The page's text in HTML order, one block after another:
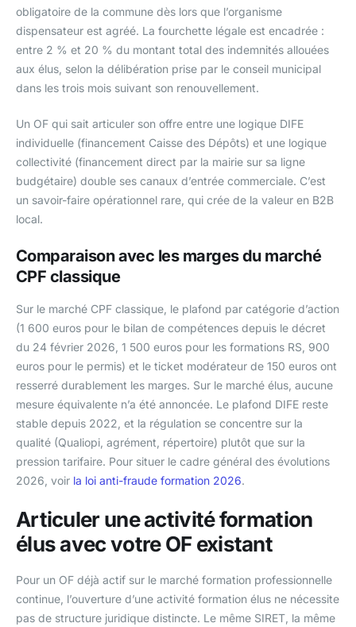
obligatoire de la commune dès lors que l’organisme
dispensateur est agréé. La fourchette légale est encadrée :
entre 2 % et 20 % du montant total des indemnités allouées
aux élus, selon la délibération prise par le conseil municipal
dans les trois mois suivant son renouvellement.
Un OF qui sait articuler son offre entre une logique DIFE
individuelle (financement Caisse des Dépôts) et une logique
collectivité (financement direct par la mairie sur sa ligne
budgétaire) double ses canaux d’entrée commerciale. C’est
un savoir-faire opérationnel rare, qui crée de la valeur en B2B
local.
Comparaison avec les marges du marché
CPF classique
Sur le marché CPF classique, le plafond par catégorie d’action
(1 600 euros pour le bilan de compétences depuis le décret
du 24 février 2026, 1 500 euros pour les formations RS, 900
euros pour le permis) et le ticket modérateur de 150 euros ont
resserré durablement les marges. Sur le marché élus, aucune
mesure équivalente n’a été annoncée. Le plafond DIFE reste
stable depuis 2022, et la régulation se concentre sur la
qualité (Qualiopi, agrément, répertoire) plutôt que sur la
pression tarifaire. Pour situer le cadre général des évolutions
2026, voir la loi anti-fraude formation 2026.
Articuler une activité formation
élus avec votre OF existant
Pour un OF déjà actif sur le marché formation professionnelle
continue, l’ouverture d’une activité formation élus ne nécessite
pas de structure juridique distincte. Le même SIRET, la même